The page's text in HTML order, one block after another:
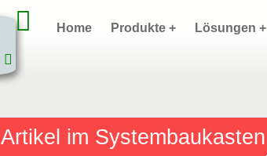
Artikel im Systembaukasten
Home Produkte + Lösungen +